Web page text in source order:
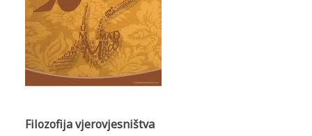
Filozofija vjerovjesništva